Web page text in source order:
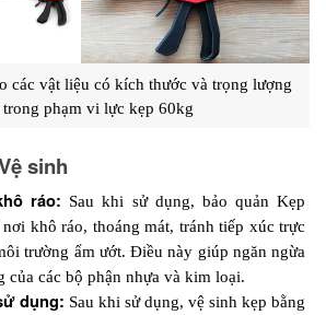
các vật liệu có kích thước và trọng lượng
trong phạm vi lực kẹp 60kg
sinh
ráo: Sau khi sử dụng, bảo quản Kẹp
khô ráo, thoáng mát, tránh tiếp xúc trực
trường ẩm ướt. Điều này giúp ngăn ngừa
của các bộ phận nhựa và kim loại.
dụng: Sau khi sử dụng, vệ sinh kẹp bằng